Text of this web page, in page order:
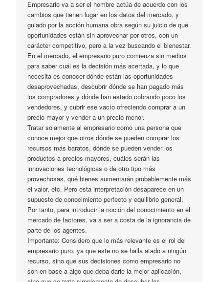
Empresario va a ser el hombre actúa de acuerdo con los
cambios que tienen lugar en los datos del mercado, y
guiado por la acción humana obra según su juicio de qué
oportunidades están sin aprovechar por otros, con un
carácter competitivo, pero a la vez buscando el bienestar.
En el mercado, el empresario puro comienza sin medios
para saber cuál es la decisión más acertada, y lo que
necesita es conocer dónde están las oportunidades
desaprovechadas, descubrir dónde se han pagado más
los compradores y dónde han estado cobrando poco los
vendedores, y cubrir ese vacío ofreciendo comprar a un
precio mayor y vender a un precio menor.
Tratar solamente al empresario como una persona que
conoce mejor que otros dónde se pueden comprar los
recursos más baratos, dónde se pueden vender los
productos a precios mayores, cuáles serán las
innovaciones tecnológicas o de otro tipo más
provechosas, qué bienes aumentarán probablemente más
el valor, etc. Pero esta interpretación desaparece en un
supuesto de conocimiento perfecto y equilibrio general.
Por tanto, para introducir la noción del conocimiento en el
mercado de factores, va a ser a costa de la ignorancia de
parte de los agentes.
Importante: Considero que lo más relevante es el rol del
empresario puro, ya que este no se halla atado a ningún
recurso, sino que sus decisiones como empresario no
son en base a algo que deba darle la mejor aplicación,